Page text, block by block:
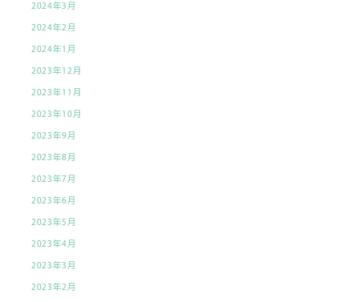
2024年3月
2024年2月
2024年1月
2023年12月
2023年11月
2023年10月
2023年9月
2023年8月
2023年7月
2023年6月
2023年5月
2023年4月
2023年3月
2023年2月